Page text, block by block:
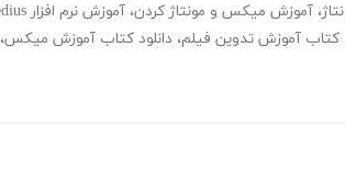
، آموزش میکس و مونتاژ کردن، آموزش نرم افزار edius
کتاب آموزش تدوین فیلم، دانلود کتاب آموزش میکس،